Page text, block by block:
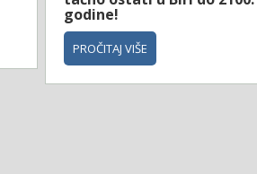
godine!
PROČITAJ VIŠE